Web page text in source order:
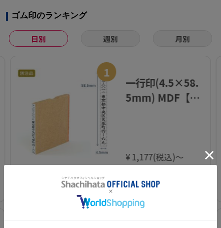
ゴム印のランキング
日別 週別 月別
1
一行印(4.5×58.
5mm) MDF【別
¥ 1,177(税込)～
カートに入れる
2